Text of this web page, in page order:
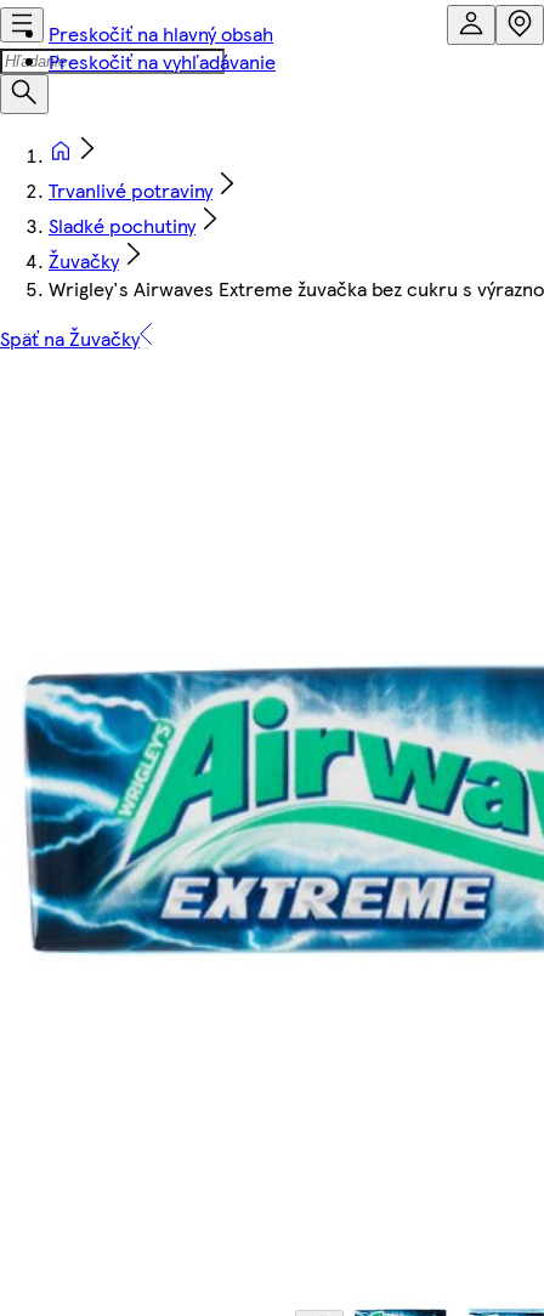
Preskočiť na hlavný obsah
Preskočiť na vyhľadávanie
Trvanlivé potraviny
Sladké pochutiny
Žuvačky
Wrigley's Airwaves Extreme žuvačka bez cukru s
Späť na Žuvačky